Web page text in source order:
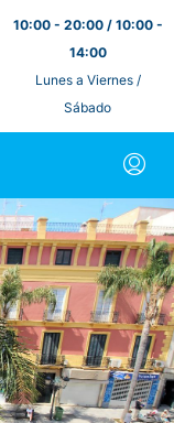
10:00 - 20:00 / 10:00 -
14:00
Lunes a Viernes /
Sábado